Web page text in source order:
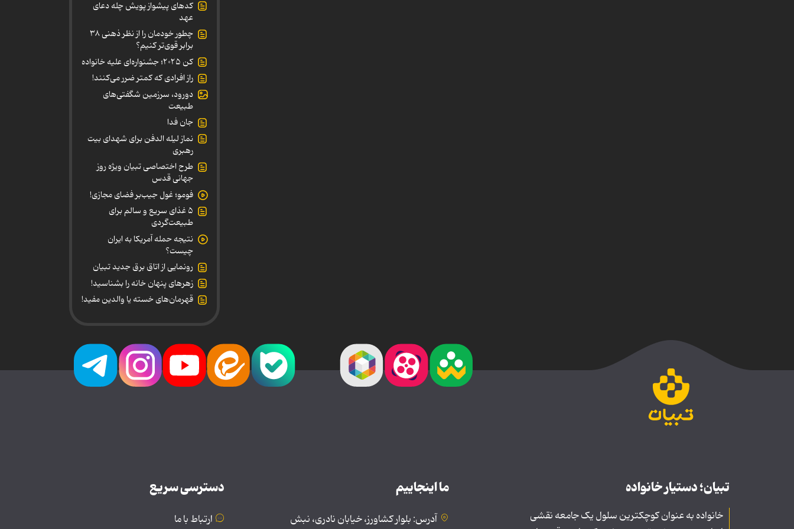
کدهای پیشواز پویش چله دعای
عهد
چطور خودمان را از نظر ذهنی ۳۸
برابر قوی‌تر کنیم؟
کن ۲۰۲۵؛ جشنواره‌ای علیه خانواده
راز افرادی که کمتر ضرر می‌کنند!
دورود، سرزمین شگفتی‌های
طبیعت
جان فدا
نماز لیله الدفن برای شهدای بیت
رهبری
طرح اختصاصی تبیان ویژه روز
جهانی قدس
فومو؛ غول جیب‌بر فضای مجازی!
۵ غذای سریع و سالم برای
طبیعت‌گردی
نتیجه حمله آمریکا به ایران
چیست؟
رونمایی از اتاق برق جدید تبیان
زهرهای پنهان خانه را بشناسید!
قهرمان‌های خسته یا والدین مفید!
تبیان؛ دستیار خانواده
خانواده به عنوان کوچکترین سلول یک جامعه نقشی
ما اینجاییم
آدرس: بلوار کشاورز، خیابان نادری، نبش
دسترسی سریع
ارتباط با ما